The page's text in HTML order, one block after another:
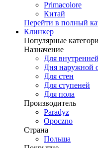
Primacolore
Китай
Перейти в полный
Клинкер
Популярные
Назначение
Для
Дня наружной
Для стен
Для ступеней
Для пола
Производитель
Paradyz
Opoczno
Страна
Польша